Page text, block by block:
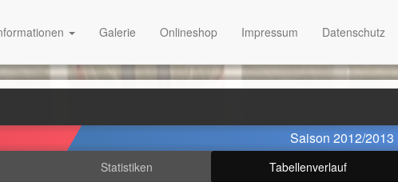
Saison 2012/2013
Statistiken Tabellenverlauf
Galerie Onlineshop Impressum Datenschutz